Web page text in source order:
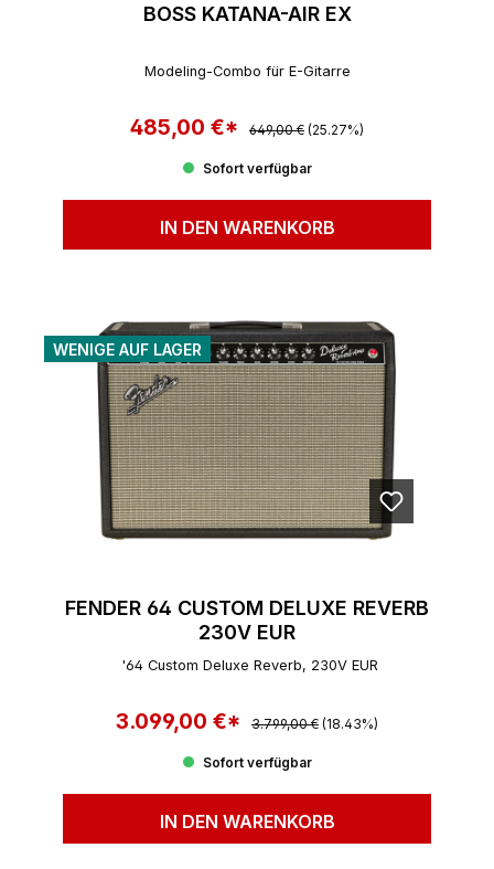
BOSS KATANA-AIR EX
Modeling-Combo für E-Gitarre
Verkaufspreis:
485,00 €* Regulärer Preis:
649,00 € (25.27%)
Sofort verfügbar
IN DEN WARENKORB
WENIGE AUF LAGER
FENDER 64 CUSTOM DELUXE REVERB
230V EUR
'64 Custom Deluxe Reverb, 230V EUR
Verkaufspreis:
3.099,00 €* Regulärer Preis:
3.799,00 € (18.43%)
Sofort verfügbar
IN DEN WARENKORB